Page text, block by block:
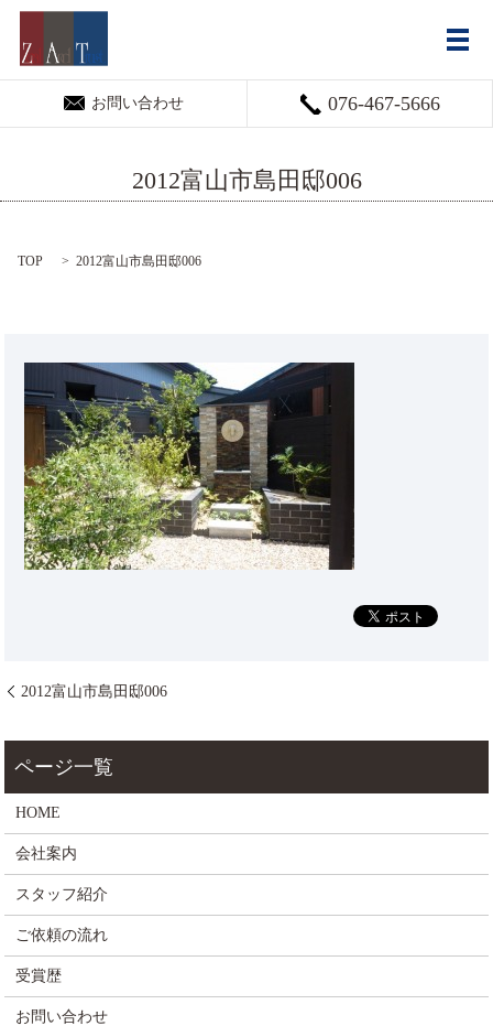
お問い合わせ 076-467-5666
メ
2012富山市島田邸006
TOP 2012富山市島田邸006
2012富山市島田邸006
HOME
会社案内
スタッフ紹介
ご依頼の流れ
受賞歴
お問い合わせ